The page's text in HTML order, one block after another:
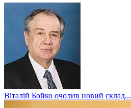
Віталій Бойко очолив новий склад...